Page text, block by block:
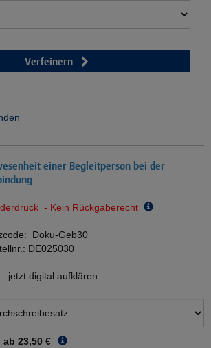
Verfeinern
einer Begleitperson bei der
- Kein Rückgaberecht
Doku-Geb30
DE025030
jetzt digital aufklären
ab 23,50 €